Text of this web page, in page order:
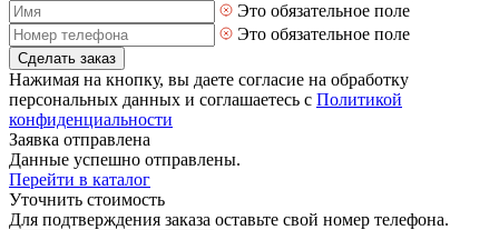
Это обязательное поле
Это обязательное поле
Сделать заказ
Нажимая на кнопку, вы даете согласие на обработку
персональных данных и соглашаетесь с Политикой
конфиденциальности
Заявка отправлена
Данные успешно отправлены.
Перейти в каталог
Уточнить стоимость
Для подтверждения заказа оставьте свой номер телефона.